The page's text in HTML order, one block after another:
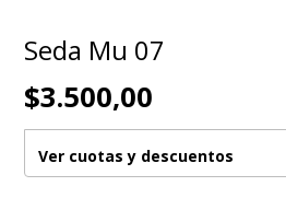
Seda Mu 07
$3.500,00
Ver cuotas y descuentos